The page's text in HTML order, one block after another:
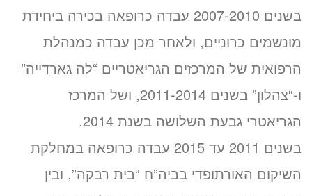
בשנים 2007-2010 עבדה כרופאה בכירה ביחידת
מונשמים כרוניים, ולאחר מכן עבדה כמנהלת
הרפואית של המרכזים הגריאטריים “לה גארדייה”
ו-“צהלון” בשנים 2011-2014, ושל המרכז
הגריאטרי גבעת השלושה בשנת 2014.
בשנים 2011 עד 2015 עבדה כרופאה במחלקת
השיקום האורתופדי בביה”ח “בית רבקה”, ובין